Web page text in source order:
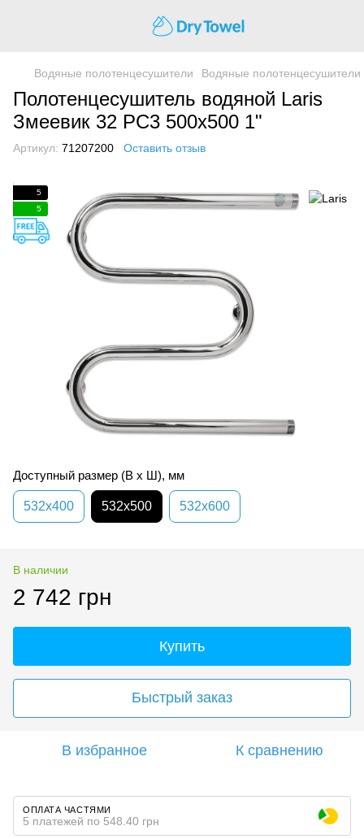
Водяные полотенцесушители Водяные полотенцесушители
Полотенцесушитель водяной Laris
Змеевик 32 РС3 500х500 1"
Артикул: 71207200 Оставить отзыв
5
5
Доступный размер (В х Ш), мм
532х400 532х500 532х600
В наличии
2 742 грн
Купить
Быстрый заказ
В избранное К сравнению
ОПЛАТА ЧАСТЯМИ
5 платежей по 548.40 грн